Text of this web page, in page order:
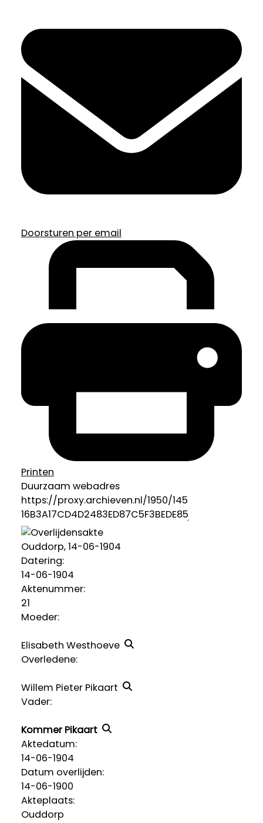
Doorsturen per email
Printen
Duurzaam webadres
Ouddorp, 14-06-1904
Datering:
14-06-1904
Aktenummer:
21
Moeder:
Elisabeth Westhoeve
Overledene:
Willem Pieter Pikaart
Vader:
Kommer Pikaart
Aktedatum:
14-06-1904
Datum overlijden:
14-06-1900
Akteplaats:
Ouddorp